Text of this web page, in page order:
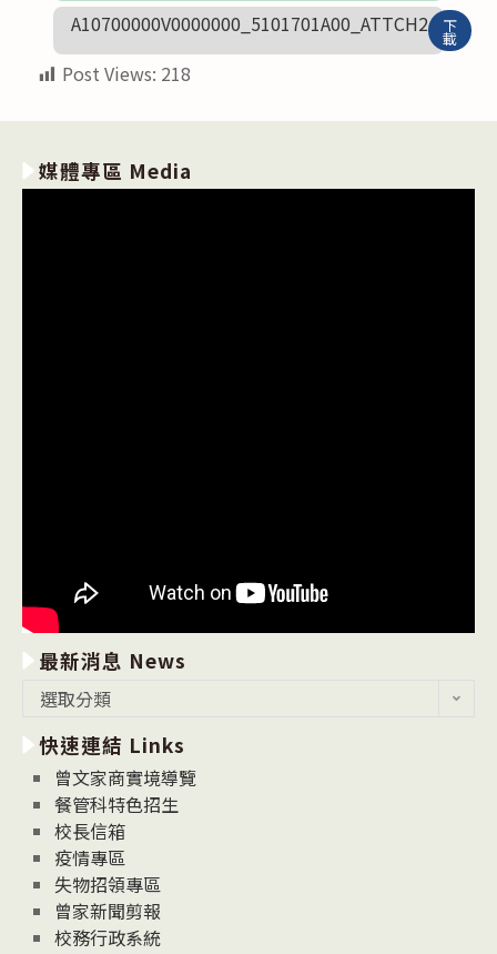
A10700000V0000000_5101701A00_ATTCH2 下
載
Post Views: 218
媒體專區 Media
最新消息 News
消
息
News
選取分類
快速連結 Links
曾文家商實境導覽
餐管科特色招生
校長信箱
疫情專區
失物招領專區
曾家新聞剪報
校務行政系統